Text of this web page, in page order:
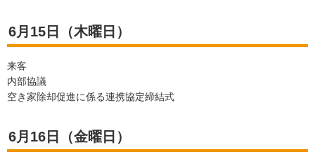
6月15日（木曜日）
来客
内部協議
空き家除却促進に係る連携協定締結式
6月16日（金曜日）